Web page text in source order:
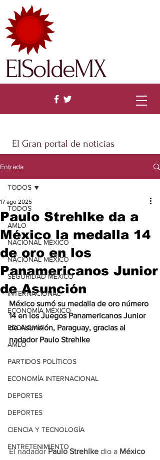
El Gran portal de noticias
ElSoldeMX
Entrada
TODOS
AMLO
NACIONAL MÉXICO
NACIONAL MÉXICO
SEGURIDAD MÉXICO
INTERNACIONAL
ECONOMÍA MÉXICO
ECONOMÍA
AMLO
PARTIDOS POLÍTICOS
ECONOMÍA INTERNACIONAL
DEPORTES
DEPORTES
CIENCIA Y TECNOLOGÍA
ENTRETENIMIENTO
TODOS
Paulo Strehlke da a
México la medalla 14
de oro en los
Panamericanos Junior
de Asunción
17 ago 2025
México sumó su medalla de oro número
14 en los Juegos Panamericanos Junior
de Asunción, Paraguay, gracias al
nadador Paulo Strehlke
El nadador Paulo Strehlke dio a México